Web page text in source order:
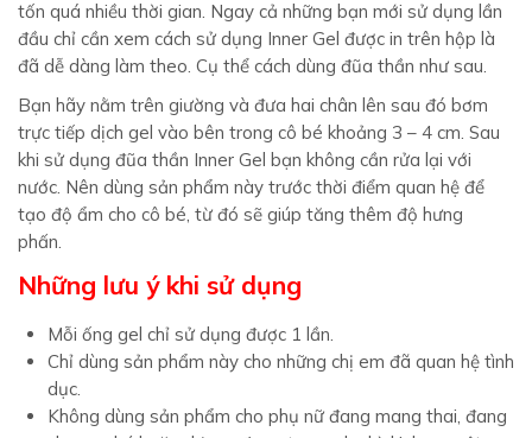
tốn quá nhiều thời gian. Ngay cả những bạn mới sử dụng lần
đầu chỉ cần xem cách sử dụng Inner Gel được in trên hộp là
đã dễ dàng làm theo. Cụ thể cách dùng đũa thần như sau.
Bạn hãy nằm trên giường và đưa hai chân lên sau đó bơm
trực tiếp dịch gel vào bên trong cô bé khoảng 3 – 4 cm. Sau
khi sử dụng đũa thần Inner Gel bạn không cần rửa lại với
nước. Nên dùng sản phẩm này trước thời điểm quan hệ để
tạo độ ẩm cho cô bé, từ đó sẽ giúp tăng thêm độ hưng
phấn.
Những lưu ý khi sử dụng
Mỗi ống gel chỉ sử dụng được 1 lần.
Chỉ dùng sản phẩm này cho những chị em đã quan hệ tình
dục.
Không dùng sản phẩm cho phụ nữ đang mang thai, đang